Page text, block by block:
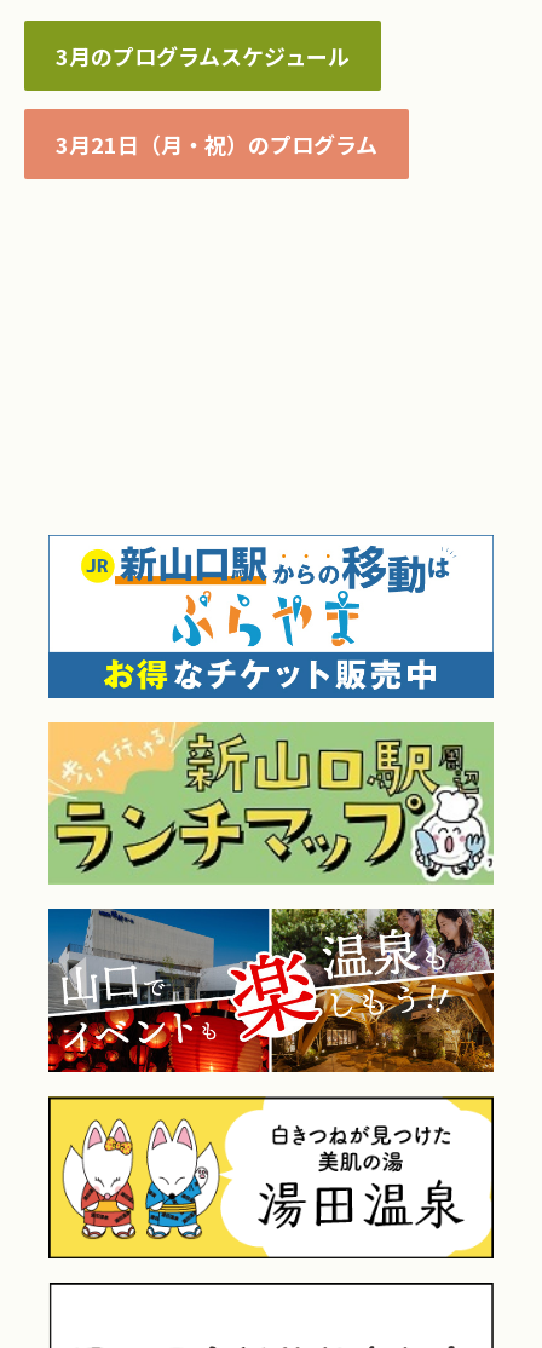
3月のプログラムスケジュール
3月21日（月・祝）のプログラム